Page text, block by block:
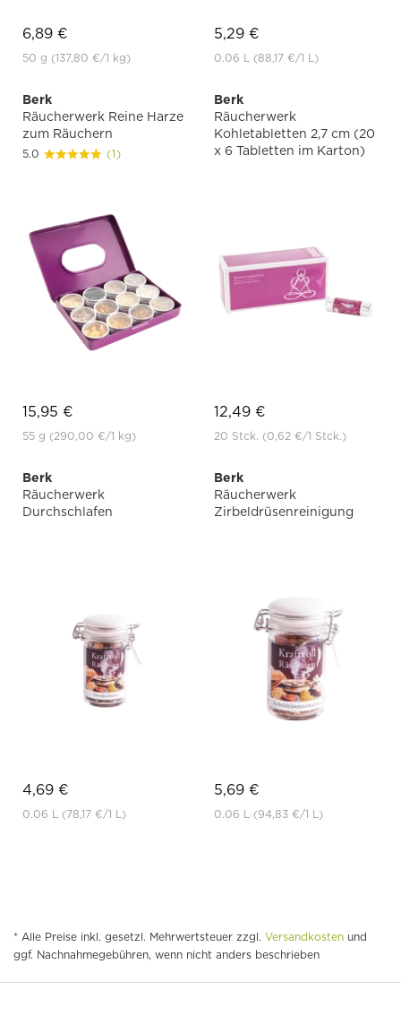
6,89 €
50 g (137,80 €/1 kg)
5,29 €
0.06 L (88,17 €/1 L)
Berk
Räucherwerk Reine Harze
zum Räuchern
5.0 (1)
15,95 €
55 g (290,00 €/1 kg)
Berk
Räucherwerk
Kohletabletten 2,7 cm (20
x 6 Tabletten im Karton)
12,49 €
20 Stck. (0,62 €/1 Stck.)
Berk
Räucherwerk
Durchschlafen
4,69 €
0.06 L (78,17 €/1 L)
Berk
Räucherwerk
Zirbeldrüsenreinigung
5,69 €
0.06 L (94,83 €/1 L)
* Alle Preise inkl. gesetzl. Mehrwertsteuer zzgl. Versandkosten und
ggf. Nachnahmegebühren, wenn nicht anders beschrieben